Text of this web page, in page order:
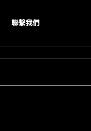
聯繫我們